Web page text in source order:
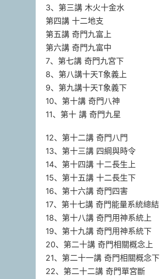
3、第三講 木火十金水
第四講 十二地支
第五講 奇門九富上
第六講 奇門九富中
7、第七講 奇門九宮下
8、第八講十天T象義上
9、第九講十天T象義下
10、第十講 奇門八神
11、第十 講 奇門九星
12、第十二講 奇門八門
13、第十三講 四綱與時令
14、第十四講 十二長生上
15、第十五講 十二長生下
16、第十六講 奇門四害
17、第十七講 奇門能量系統總結
18、第十八講 奇門用神系統上
19、第十九講 奇門用神系統下
20、第二十講 奇門相關概念上
21、第二十一講 奇門相關概念下
22、第二十二講 奇門單宮斷